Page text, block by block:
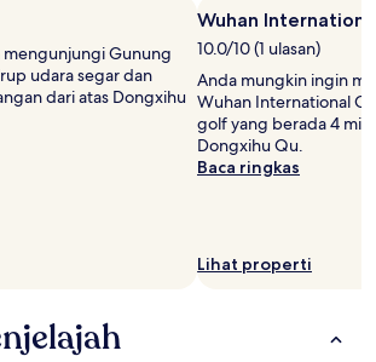
Gunung
udara segar dan
dari atas Dongxihu
Wuhan
10.0/10 (1 ulasan)
Anda mungkin ingin
Wuhan International
golf yang berada 4 mi
Dongxihu Qu.
Baca ringkas
Lihat properti